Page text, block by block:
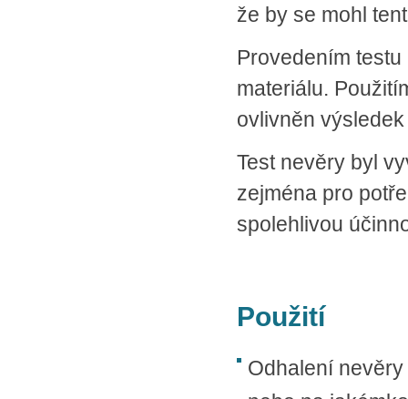
že by se mohl
Provedením
materiálu.
ovlivněn
Test nevěry byl
zejména pro
spolehlivou
Použití
Odhalení